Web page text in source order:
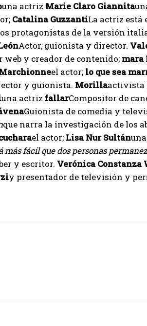
una actriz Marie Claro Giannita
Catalina GuzzantiLa actriz está
protagonistas de la versión
Actor, guionista y director.
web y creador de contenido; mara
el actor; lo que sea
y guionista. Morillaactivista
una actriz fallarCompositor de
Guionista de comedia y
que narra la investigación de los
el actor; Lisa Nur Sultán
más fácil que dos personas
y escritor. Verónica Constanza
y presentador de televisión y